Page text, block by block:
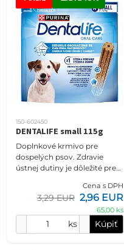
150-602450
DENTALIFE small 115g
Doplnkové krmivo pre
dospelých psov. Zdravie
ústnej dutiny je dôležité pre
vedecky dokázané, že
podávaním jednej chutne
Cena s DPH
3,29 EUR 2,96 EUR
65,00 ks
ks Kúpiť